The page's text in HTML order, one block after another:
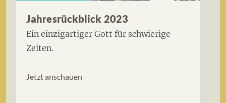
Jahresrückblick 2023
Ein einzigartiger Gott für schwierige
Zeiten.
Jetzt anschauen